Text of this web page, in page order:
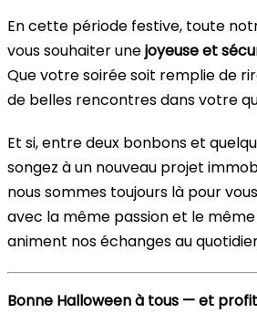
En cette période festive, toute
vous souhaiter unejoyeuse et
Que votre soirée soit remplie de
de belles rencontres dans votre
Et si, entre deux bonbons et
songez à un nouveau projet
nous sommes toujours là pour
avec la même passion et le
animent nos échanges au
Bonne Halloween à tous — et